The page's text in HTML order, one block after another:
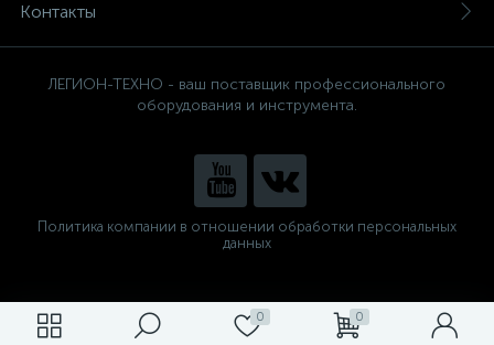
0 0
Контакты
ЛЕГИОН-ТЕХНО - ваш поставщик профессионального
оборудования и инструмента.
Политика компании в отношении обработки персональных
данных